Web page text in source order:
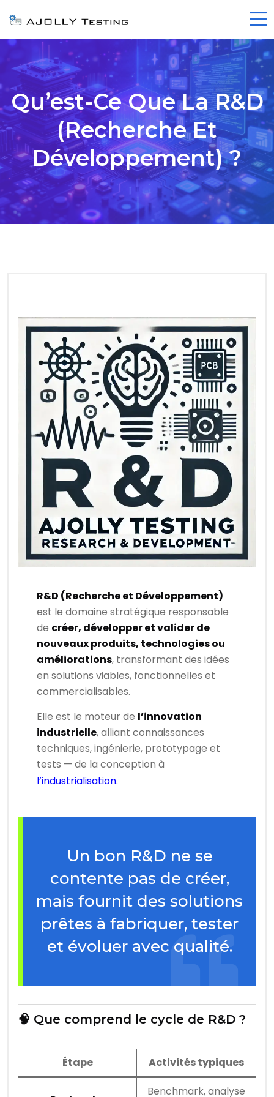
Qu’est-Ce Que La R&D
(Recherche Et
Développement) ?
R&D (Recherche et Développement)
est le domaine stratégique responsable
de créer, développer et valider de
nouveaux produits, technologies ou
améliorations, transformant des idées
en solutions viables, fonctionnelles et
commercialisables.
Elle est le moteur de l’innovation
industrielle, alliant connaissances
techniques, ingénierie, prototypage et
tests — de la conception à
l’industrialisation.
Un bon R&D ne se
contente pas de créer,
mais fournit des solutions
prêtes à fabriquer, tester
et évoluer avec qualité.
🧠 Que comprend le cycle de R&D ?
Étape Activités typiques
Benchmark, analyse